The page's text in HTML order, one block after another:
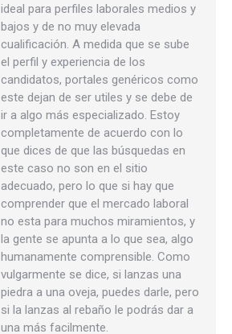
ideal para perfiles laborales medios y
bajos y de no muy elevada
cualificación. A medida que se sube
el perfil y experiencia de los
candidatos, portales genéricos como
este dejan de ser utiles y se debe de
ir a algo más especializado. Estoy
completamente de acuerdo con lo
que dices de que las búsquedas en
este caso no son en el sitio
adecuado, pero lo que si hay que
comprender que el mercado laboral
no esta para muchos miramientos, y
la gente se apunta a lo que sea, algo
humanamente comprensible. Como
vulgarmente se dice, si lanzas una
piedra a una oveja, puedes darle, pero
si la lanzas al rebaño le podrás dar a
una más facilmente.